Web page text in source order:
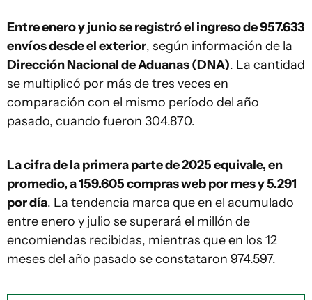
Entre enero y junio se registró el ingreso de 957.633
envíos desde el exterior, según información de la
Dirección Nacional de Aduanas (DNA). La cantidad
se multiplicó por más de tres veces en
comparación con el mismo período del año
pasado, cuando fueron 304.870.
La cifra de la primera parte de 2025 equivale, en
promedio, a 159.605 compras web por mes y 5.291
por día. La tendencia marca que en el acumulado
entre enero y julio se superará el millón de
encomiendas recibidas, mientras que en los 12
meses del año pasado se constataron 974.597.